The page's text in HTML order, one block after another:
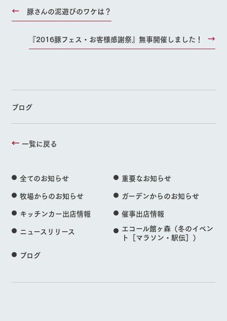
豚さんの泥遊びのワケは？
『2016豚フェス・お客様感謝祭』無事開催しました！
ブログ
一覧に戻る
全てのお知らせ
重要なお知らせ
牧場からのお知らせ
ガーデンからのお知らせ
キッチンカー出店情報
催事出店情報
ニュースリリース
エコール館ヶ森（冬のイベン
ト［マラソン・駅伝］）
ブログ